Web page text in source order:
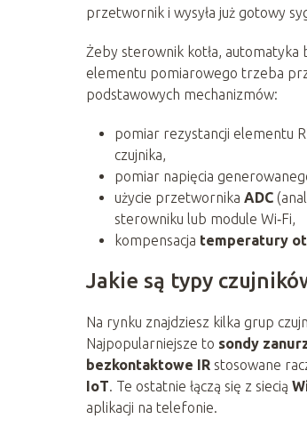
przetwornik i wysyła już gotowy
Żeby sterownik kotła, automatyka
elementu pomiarowego trzeba
podstawowych mechanizmów:
pomiar rezystancji elementu
czujnika,
pomiar napięcia
użycie przetwornika ADC
sterowniku lub module Wi‑Fi,
kompensacja temperatury
Jakie są typy
Na rynku znajdziesz kilka grup
Najpopularniejsze to sondy
bezkontaktowe IR stosowane
IoT. Te ostatnie łączą się z siecią
aplikacji na telefonie.